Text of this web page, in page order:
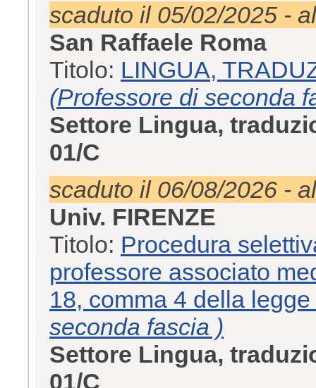
scaduto il 05/02/2025 -
San Raffaele Roma
Titolo: LINGUA,
(Professore di seconda
Settore Lingua,
01/C
scaduto il 06/08/2026 -
Univ. FIRENZE
Titolo: Procedura
professore associato
18, comma 4 della
seconda fascia )
Settore Lingua,
01/C